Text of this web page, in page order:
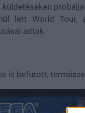
küldetéseken
lett World
adtak.
is befutott,